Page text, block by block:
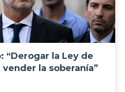
“Derogar la Ley de
la soberanía”